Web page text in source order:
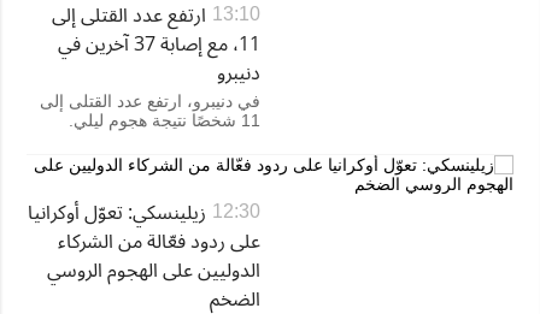
13:10 ارتفع عدد القتلى إلى
11، مع إصابة 37 آخرين في
دنيبرو
في دنيبرو، ارتفع عدد القتلى إلى
11 شخصًا نتيجة هجوم ليلي.
12:30 زيلينسكي: تعوّل أوكرانيا
على ردود فعّالة من الشركاء
الدوليين على الهجوم الروسي
الضخم